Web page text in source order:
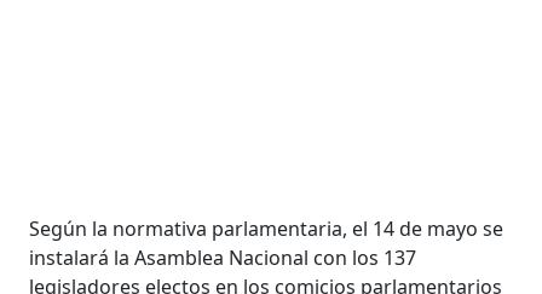
Según la normativa parlamentaria, el 14 de mayo se
instalará la Asamblea Nacional con los 137
legisladores electos en los comicios parlamentarios